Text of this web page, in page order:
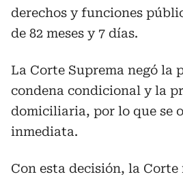
derechos y funciones
de 82 meses y 7 días.
La Corte Suprema negó la
condena condicional y la
domiciliaria, por lo que se
inmediata.
Con esta decisión, la Corte